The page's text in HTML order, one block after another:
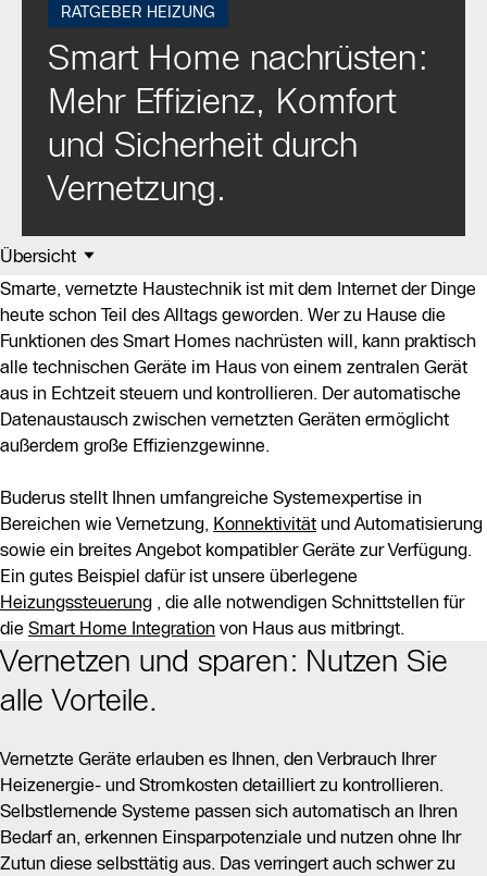
RATGEBER HEIZUNG
Smart Home nachrüsten:
Mehr Effizienz, Komfort
und Sicherheit durch
Vernetzung.
Übersicht
Smarte, vernetzte Haustechnik ist mit dem Internet der Dinge
heute schon Teil des Alltags geworden. Wer zu Hause die
Funktionen des Smart Homes nachrüsten will, kann praktisch
alle technischen Geräte im Haus von einem zentralen Gerät
aus in Echtzeit steuern und kontrollieren. Der automatische
Datenaustausch zwischen vernetzten Geräten ermöglicht
außerdem große Effizienzgewinne.
Buderus stellt Ihnen umfangreiche Systemexpertise in
Bereichen wie Vernetzung, Konnektivität und Automatisierung
sowie ein breites Angebot kompatibler Geräte zur Verfügung.
Ein gutes Beispiel dafür ist unsere überlegene
Heizungssteuerung , die alle notwendigen Schnittstellen für
die Smart Home Integration von Haus aus mitbringt.
Vernetzen und sparen: Nutzen Sie
alle Vorteile.
Vernetzte Geräte erlauben es Ihnen, den Verbrauch Ihrer
Heizenergie- und Stromkosten detailliert zu kontrollieren.
Selbstlernende Systeme passen sich automatisch an Ihren
Bedarf an, erkennen Einsparpotenziale und nutzen ohne Ihr
Zutun diese selbsttätig aus. Das verringert auch schwer zu